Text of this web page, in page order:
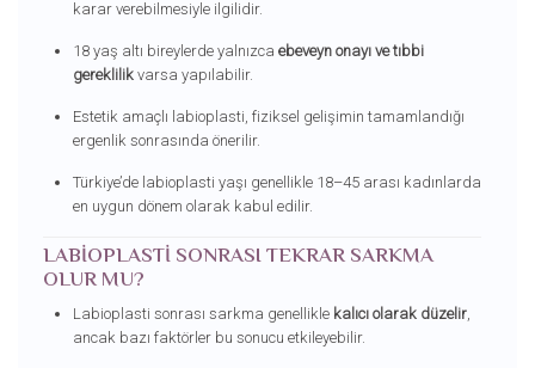
karar verebilmesiyle ilgilidir.
18 yaş altı bireylerde yalnızca ebeveyn onayı ve tıbbi
gereklilikvarsa yapılabilir.
Estetik amaçlı labioplasti, fiziksel gelişimin tamamlandığı
ergenlik sonrasında önerilir.
Türkiye’de labioplasti yaşı genellikle 18–45 arası kadınlarda
en uygun dönem olarak kabul edilir.
LABIOPLASTI SONRASI TEKRAR SARKMA
OLUR MU?
Labioplasti sonrası sarkma genellikle kalıcı olarak düzelir,
ancak bazı faktörler bu sonucu etkileyebilir.